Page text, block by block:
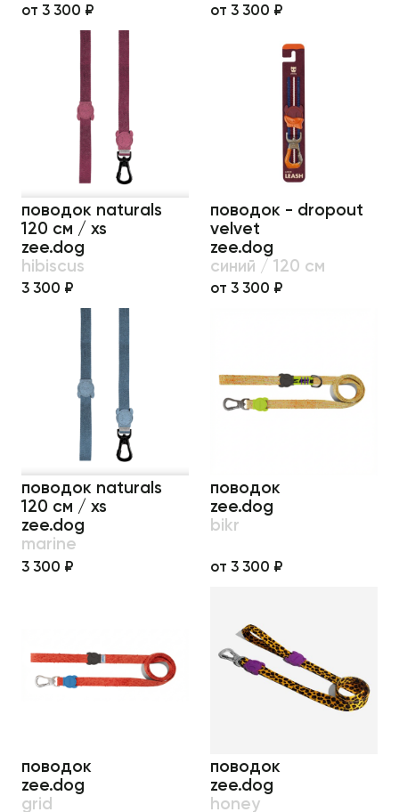
от 3 300 ₽ от 3 300 ₽
поводок naturals
120 см / xs
zee.dog
hibiscus
3 300 ₽
поводок - dropout
velvet
zee.dog
синий / 120 см
от 3 300 ₽
поводок naturals
120 см / xs
zee.dog
marine
3 300 ₽
поводок
zee.dog
bikr
от 3 300 ₽
поводок
zee.dog
grid
поводок
zee.dog
honey